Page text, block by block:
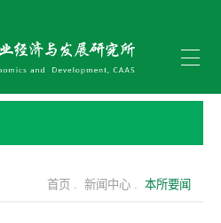
首页 . 新闻中心 . 本所要闻